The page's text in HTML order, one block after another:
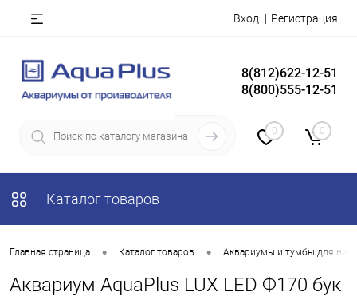
Вход Регистрация
8(812)622-12-51
8(800)555-12-51
0 0
Каталог товаров
Главная страница • Каталог товаров • Аквариумы и тумбы для них
Аквариум AquaPlus LUX LED Ф170 бук